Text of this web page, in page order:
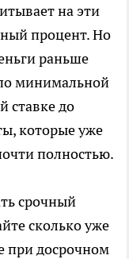
на эти
процент. Но
раньше
минимальной
ставке до
которые уже
полностью.
срочный
сколько уже
при досрочном